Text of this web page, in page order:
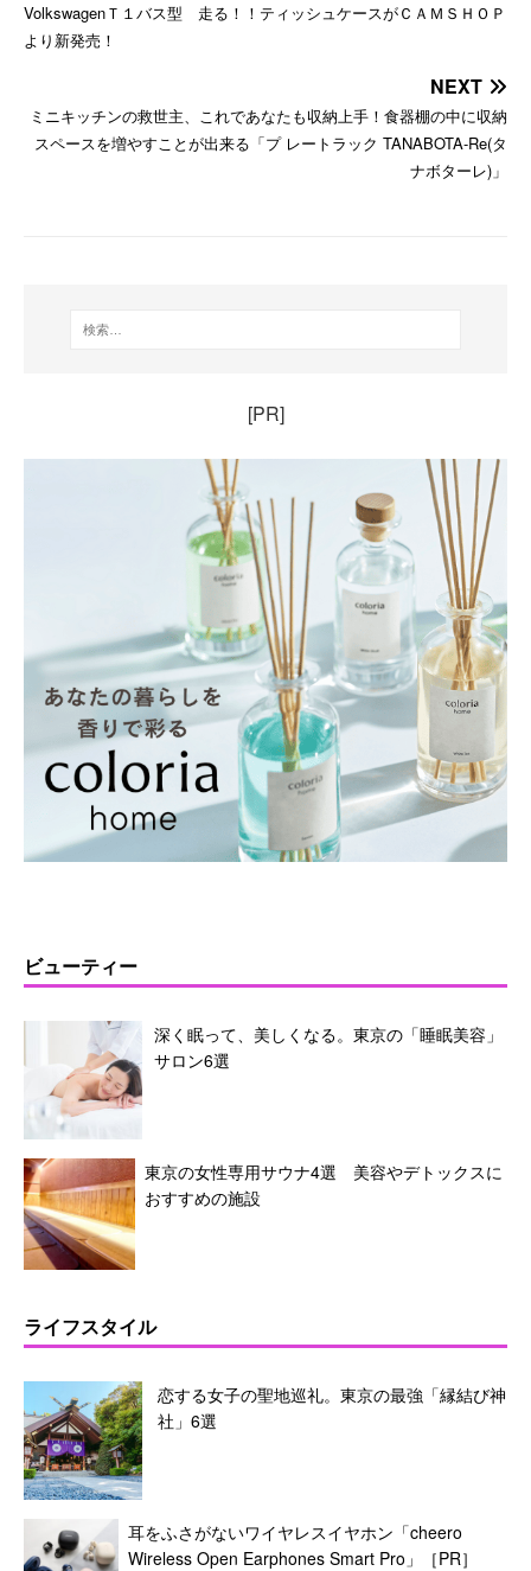
VolkswagenＴ１バス型 走る！！ティッシュケースがＣＡＭＳＨＯＰ
より新発売！
NEXT
ミニキッチンの救世主、これであなたも収納上手！食器棚の中に収納
スペースを増やすことが出来る「プ レートラック TANABOTA-Re(タ
ナボターレ)」
[PR]
ビューティー
深く眠って、美しくなる。東京の「睡眠美容」
サロン6選
東京の女性専用サウナ4選 美容やデトックスに
おすすめの施設
ライフスタイル
恋する女子の聖地巡礼。東京の最強「縁結び神
社」6選
耳をふさがないワイヤレスイヤホン「cheero
Wireless Open Earphones Smart Pro」［PR］